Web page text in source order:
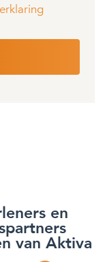
en
van Aktiva